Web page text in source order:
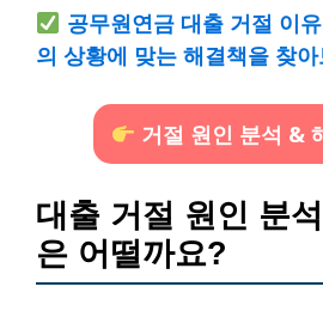
공무원연금 대출 거절 이
의 상황에 맞는 해결책을 찾
거절 원인 분석 &
대출 거절 원인 분
은 어떨까요?